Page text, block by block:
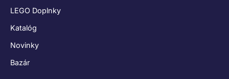
LEGO Doplnky
Katalóg
Novinky
Bazár